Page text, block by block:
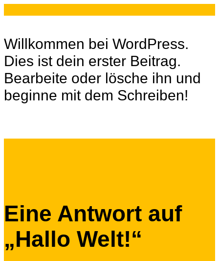
Willkommen bei WordPress.
Dies ist dein erster Beitrag.
Bearbeite oder lösche ihn und
beginne mit dem Schreiben!
Eine Antwort auf
„Hallo Welt!“